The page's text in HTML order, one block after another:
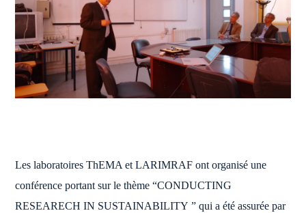
Les laboratoires ThEMA et LARIMRAF ont organisé une
conférence portant sur le thème “CONDUCTING
RESEARECH IN SUSTAINABILITY ” qui a été assurée par